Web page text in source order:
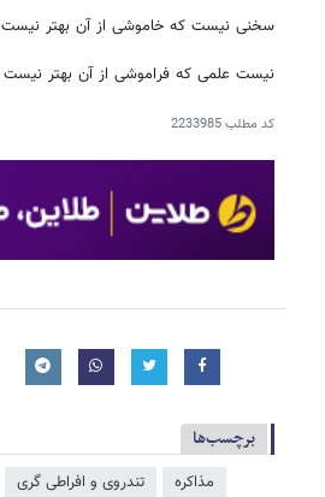
سخنی نیست که خاموشی از آن بهتر نیست
نیست علمی که فراموشی از آن بهتر نیست
کد مطلب2233985
برچسب‌ها
مذاکره تندروی و افراطی گری